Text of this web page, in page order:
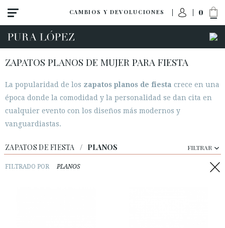
CAMBIOS Y DEVOLUCIONES 0
Ver todo
Tacon medio
ZAPATOS PLANOS DE MUJER PARA FIESTA
La popularidad de los zapatos planos de fiesta crece en una
época donde la comodidad y la personalidad se dan cita en
cualquier evento con los diseños más modernos y
vanguardiastas.
ZAPATOS DE FIESTA / PLANOS FILTRAR
FILTRADO POR PLANOS